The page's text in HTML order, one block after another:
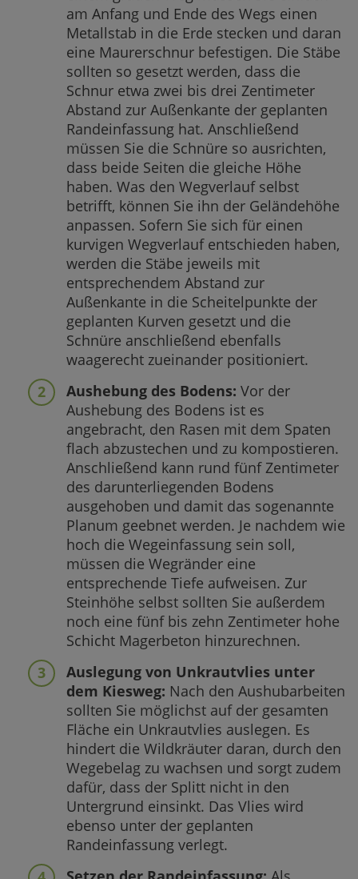
am Anfang und Ende des Wegs einen
Metallstab in die Erde stecken und daran
eine Maurerschnur befestigen. Die Stäbe
sollten so gesetzt werden, dass die
Schnur etwa zwei bis drei Zentimeter
Abstand zur Außenkante der geplanten
Randeinfassung hat. Anschließend
müssen Sie die Schnüre so ausrichten,
dass beide Seiten die gleiche Höhe
haben. Was den Wegverlauf selbst
betrifft, können Sie ihn der Geländehöhe
anpassen. Sofern Sie sich für einen
kurvigen Wegverlauf entschieden haben,
werden die Stäbe jeweils mit
entsprechendem Abstand zur
Außenkante in die Scheitelpunkte der
geplanten Kurven gesetzt und die
Schnüre anschließend ebenfalls
waagerecht zueinander positioniert.
Aushebung des Bodens: Vor der
Aushebung des Bodens ist es
angebracht, den Rasen mit dem Spaten
flach abzustechen und zu kompostieren.
Anschließend kann rund fünf Zentimeter
des darunterliegenden Bodens
ausgehoben und damit das sogenannte
Planum geebnet werden. Je nachdem wie
hoch die Wegeinfassung sein soll,
müssen die Wegränder eine
entsprechende Tiefe aufweisen. Zur
Steinhöhe selbst sollten Sie außerdem
noch eine fünf bis zehn Zentimeter hohe
Schicht Magerbeton hinzurechnen.
Auslegung von Unkrautvlies unter
dem Kiesweg: Nach den Aushubarbeiten
sollten Sie möglichst auf der gesamten
Fläche ein Unkrautvlies auslegen. Es
hindert die Wildkräuter daran, durch den
Wegebelag zu wachsen und sorgt zudem
dafür, dass der Splitt nicht in den
Untergrund einsinkt. Das Vlies wird
ebenso unter der geplanten
Randeinfassung verlegt.